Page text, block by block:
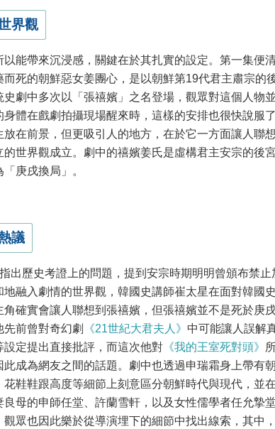
界觀
以能帶來沉浸感，關鍵在於其扎實的設定。第一集便
死的朝鮮惡女姜團心，是以朝鮮第19代君主肅宗的
劇中多次以「張禧嬪」之名登場，觀眾對這個人物並
身體在戲劇拍攝現場醒來時，這樣的安排也很快說服
在前景，但更吸引人的地方，在於它一方面讓人聯
的世界觀成立。劇中的禧嬪姜氏是虛構君主安宗的後
庚戌換局」。
議
出歷史考證上的問題，提到安宗時期明明曾頒布禁止
融入劇情的世界觀，韓國史講師崔太星在面對韓國
確實會讓人聯想到張禧嬪，但張禧嬪並不是死於庚
前曾對奇幻劇
《21世紀大君夫人》 中可能讓人誤解
設定提出直接批評，而這次他對 《我的王室死對頭》
成為網友之間的話題。劇中也透過申瑞霜身上帶有
鞋鞋跟高度等細節上刻意區分朝鮮時代與現代，並
母的申師任堂、許蘭雪軒，以及女性儒學者任允摯
眾也因此樂於從導演埋下的細節中找出線索，其中